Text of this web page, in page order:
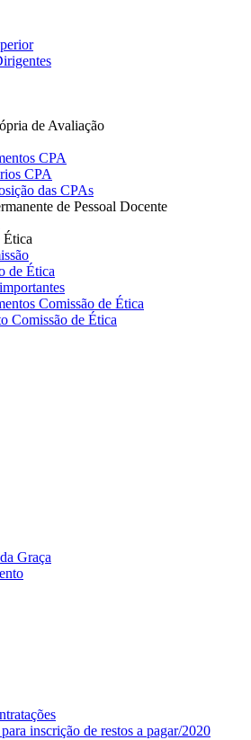
de Avaliação
CPA
CPA
das CPAs
de Pessoal Docente
Ética
de Ética
Comissão de Ética
Comissão de Ética
Graça
inscrição de restos a pagar/2020